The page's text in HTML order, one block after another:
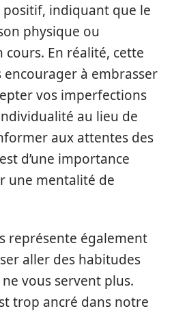
indiquant que le
physique ou
En réalité, cette
à embrasser
vos imperfections
au lieu de
aux attentes des
d’une importance
une mentalité de
représente également
aller des habitudes
vous servent plus.
trop ancré dans notre